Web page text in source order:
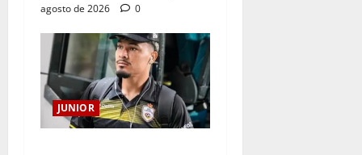
agosto de 2026
0
JUNIOR